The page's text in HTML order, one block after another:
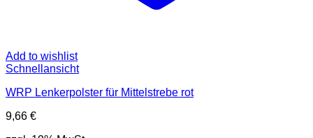
Add to wishlist
Schnellansicht
WRP Lenkerpolster für Mittelstrebe rot
9,66 €